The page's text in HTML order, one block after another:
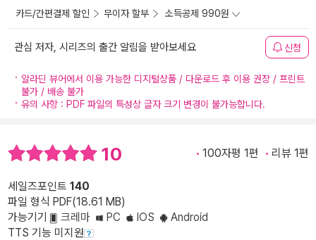
카드/간편결제 할인 무이자 할부 소득공제 990원
관심 저자, 시리즈의 출간 알림을 받아보세요 신청
알라딘 뷰어에서 이용 가능한 디지털상품 / 다운로드 후 이용 권장 / 프린트
불가 / 배송 불가
유의 사항 : PDF 파일의 특성상 글자 크기 변경이 불가능합니다.
10 100자평 1편 리뷰 1편
세일즈포인트 140
파일 형식 PDF(18.61 MB)
가능기기
크레마 PC IOS
Android
TTS 기능 미지원